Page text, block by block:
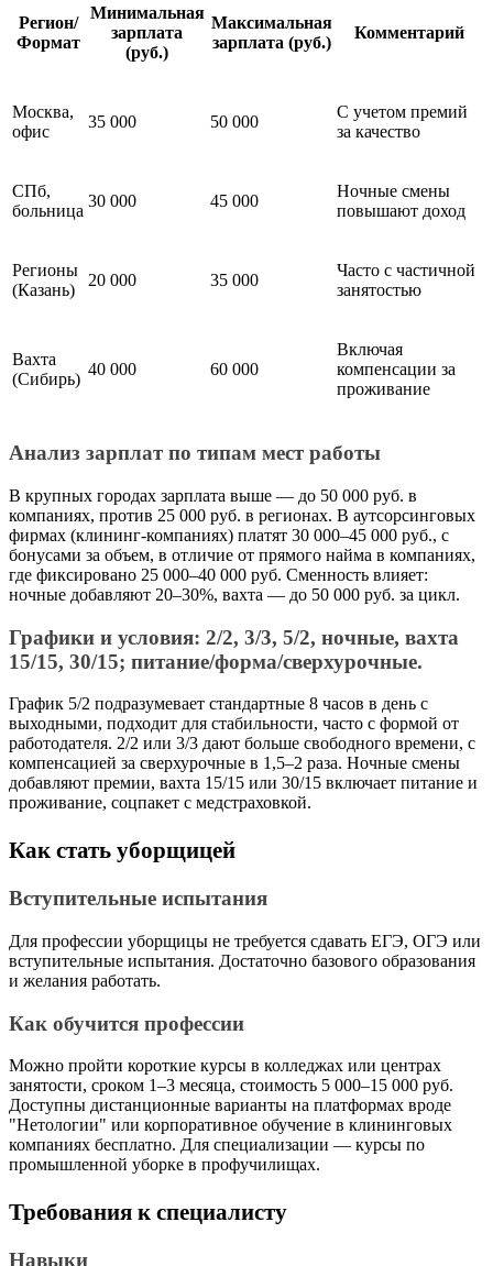
Регион/
Формат
Минимальная
зарплата
(руб.)
Максимальная
зарплата (руб.)
Комментарий
Москва,
офис
35 000 50 000
С учетом премий
за качество
СПб,
больница
30 000 45 000
Ночные смены
повышают доход
Регионы
(Казань)
20 000 35 000
Часто с частичной
занятостью
Вахта
(Сибирь)
40 000 60 000
Включая
компенсации за
проживание
Анализ зарплат по типам мест работы
В крупных городах зарплата выше — до 50 000 руб. в
компаниях, против 25 000 руб. в регионах. В аутсорсинговых
фирмах (клининг-компаниях) платят 30 000–45 000 руб., с
бонусами за объем, в отличие от прямого найма в компаниях,
где фиксировано 25 000–40 000 руб. Сменность влияет:
ночные добавляют 20–30%, вахта — до 50 000 руб. за цикл.
Графики и условия: 2/2, 3/3, 5/2, ночные, вахта
15/15, 30/15; питание/форма/сверхурочные.
График 5/2 подразумевает стандартные 8 часов в день с
выходными, подходит для стабильности, часто с формой от
работодателя. 2/2 или 3/3 дают больше свободного времени, с
компенсацией за сверхурочные в 1,5–2 раза. Ночные смены
добавляют премии, вахта 15/15 или 30/15 включает питание и
проживание, соцпакет с медстраховкой.
Как стать уборщицей
Вступительные испытания
Для профессии уборщицы не требуется сдавать ЕГЭ, ОГЭ или
вступительные испытания. Достаточно базового образования
и желания работать.
Как обучится профессии
Можно пройти короткие курсы в колледжах или центрах
занятости, сроком 1–3 месяца, стоимость 5 000–15 000 руб.
Доступны дистанционные варианты на платформах вроде
"Нетологии" или корпоративное обучение в клининговых
компаниях бесплатно. Для специализации — курсы по
промышленной уборке в профучилищах.
Требования к специалисту
Навыки